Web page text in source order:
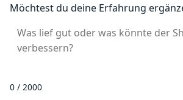
Möchtest du deine Erfahrung
0 / 2000